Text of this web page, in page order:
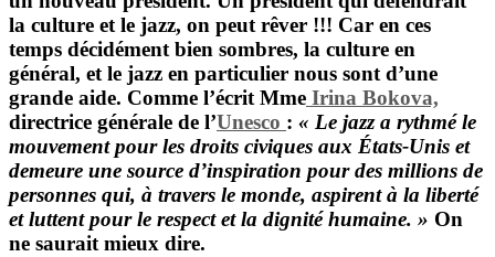
la culture et le jazz, on peut rêver !!! Car en ces
temps décidément bien sombres, la culture en
général, et le jazz en particulier nous sont d’une
grande aide. Comme l’écrit Mme Irina Bokova,
directrice générale de l’Unesco : « Le jazz a rythmé le
mouvement pour les droits civiques aux États-Unis et
demeure une source d’inspiration pour des millions de
personnes qui, à travers le monde, aspirent à la liberté
et luttent pour le respect et la dignité humaine. » On
ne saurait mieux dire.